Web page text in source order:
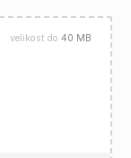
velikost do 40 MB